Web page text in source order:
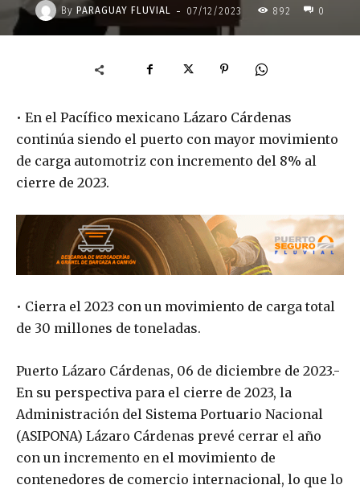
By PARAGUAY FLUVIAL - 07/12/2023 892 0
• En el Pacífico mexicano Lázaro Cárdenas
continúa siendo el puerto con mayor movimiento
de carga automotriz con incremento del 8% al
cierre de 2023.
• Cierra el 2023 con un movimiento de carga total
de 30 millones de toneladas.
Puerto Lázaro Cárdenas, 06 de diciembre de 2023.-
En su perspectiva para el cierre de 2023, la
Administración del Sistema Portuario Nacional
(ASIPONA) Lázaro Cárdenas prevé cerrar el año
con un incremento en el movimiento de
contenedores de comercio internacional, lo que lo